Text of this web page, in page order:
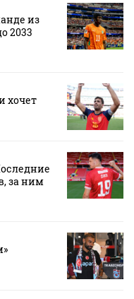
из
2033
хочет
за ним